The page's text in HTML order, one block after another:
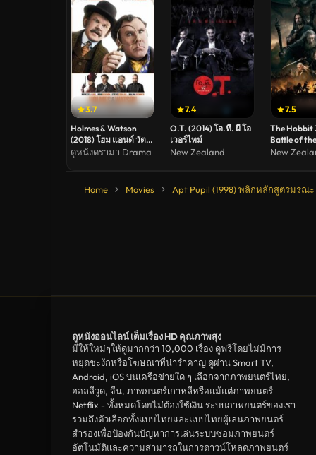
3.7
Holmes & Watson
(2018) โฮม แอนด์ วัต
สัน (ซับไทย)
ดูหนังดราม่า Drama
7.4
O.T. (2014) โอ.ที. ผี โอ
เวอร์ไทม์
New Zealand
7.5
The Hobbit
Battle of
Armies
New
Home Movies Apt Pupil (1998) พลิกหลักสูตรมรณะ
ดูหนังออนไลน์ เต็มเรื่อง HD คุณภาพสุง
มีให้ใหม่ๆให้ดูมากกว่า 10,000 เรื่อง ดูฟรีโดยไม่มีการ
หยุดชะงักหรือโฆษณาที่น่ารำคาญ ดูผ่าน Smart TV,
Android, iOS บนเครือข่ายใด ๆ เลือกจากภาพยนตร์ไทย,
ฮอลลีวูด, จีน, ภาพยนตร์เกาหลีหรือแม้แต่ภาพยนตร์
Netflix - ทั้งหมดโดยไม่ต้องใช้เงิน ระบบภาพยนตร์ของเรา
รวมถึงตัวเลือกทั้งแบบไทยและแบบไทยผู้เล่นภาพยนตร์
สำรองเพื่อป้องกันปัญหาการเล่นระบบซ่อมภาพยนตร์
อัตโนมัติและความสามารถในการดาวน์โหลดภาพยนตร์